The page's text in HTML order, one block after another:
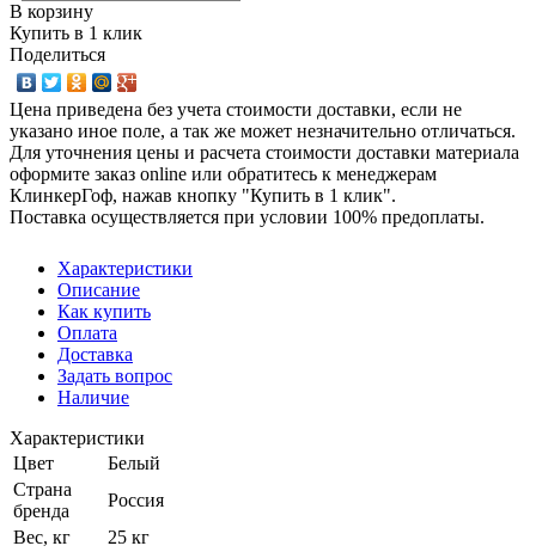
В корзину
Купить в 1 клик
Поделиться
Цена приведена без учета стоимости доставки, если не
указано иное поле, а так же может незначительно отличаться.
Для уточнения цены и расчета стоимости доставки материала
оформите заказ online или обратитесь к менеджерам
КлинкерГоф, нажав кнопку "Купить в 1 клик".
Поставка осуществляется при условии 100% предоплаты.
Характеристики
Описание
Как купить
Оплата
Доставка
Задать вопрос
Наличие
Характеристики
Цвет
Белый
Страна
бренда
Россия
Вес, кг
25 кг